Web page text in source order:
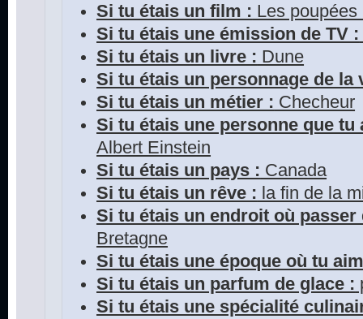
Si tu étais un film : Les
Si tu étais une émission de TV :
Si tu étais un livre : Dune
Si tu étais un personnage de la
Si tu étais un métier : Checheur
Si tu étais une personne que
Albert Einstein
Si tu étais un pays : Canada
Si tu étais un rêve : la fin de la
Si tu étais un endroit où passer
Bretagne
Si tu étais une époque où tu
Si tu étais un parfum de glace :
Si tu étais une spécialité